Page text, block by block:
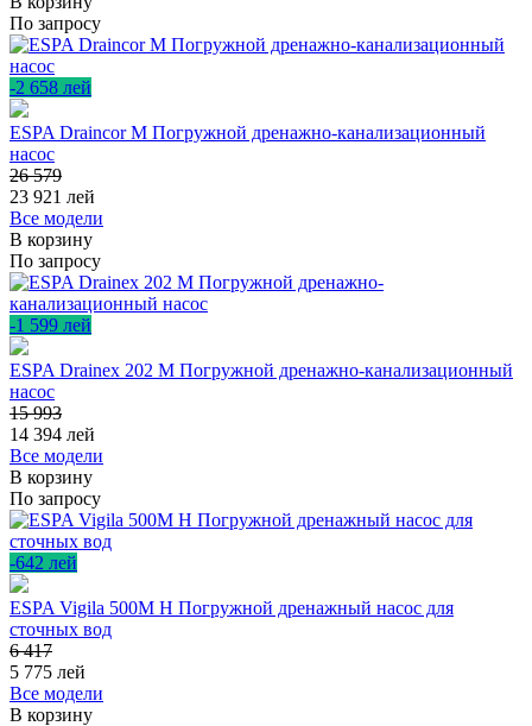
По запросу
-2 658 лей
ESPA Draincor M Погружной дренажно-канализационный
насос
26 579
23 921 лей
Все модели
В корзину
По запросу
-1 599 лей
ESPA Drainex 202 M Погружной дренажно-канализационный
насос
15 993
14 394 лей
Все модели
В корзину
По запросу
-642 лей
ESPA Vigila 500M H Погружной дренажный насос для
сточных вод
6 417
5 775 лей
Все модели
В корзину